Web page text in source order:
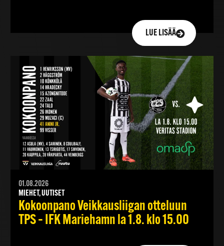
LUE LISÄÄ
01.08.2026
MIEHET, UUTISET
Kokoonpano Veikkausliigan otteluun
TPS – IFK Mariehamn la 1.8. klo 15.00